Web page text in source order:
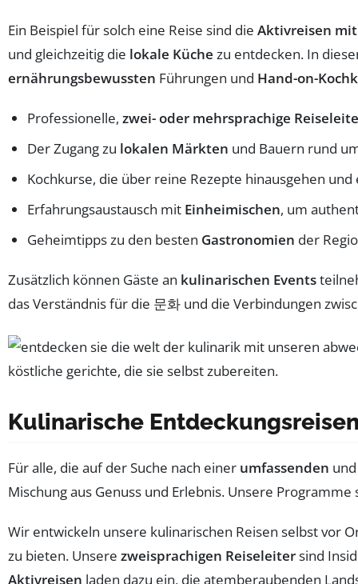
Ein Beispiel für solch eine Reise sind die Aktivreisen
und gleichzeitig die lokale Küche zu entdecken. In
ernährungsbewussten Führungen und Hand-on-
Professionelle, zwei- oder mehrsprachige
Der Zugang zu lokalen Märkten und Bauern rund
Kochkurse, die über reine Rezepte hinausgehen
Erfahrungsaustausch mit Einheimischen, um
Geheimtipps zu den besten Gastronomien der
Zusätzlich können Gäste an kulinarischen Events
das Verständnis für die 문화 und die Verbindungen
Kulinarische
Für alle, die auf der Suche nach einer umfassenden
Mischung aus Genuss und Erlebnis. Unsere
Wir entwickeln unsere kulinarischen Reisen selbst vor
zu bieten. Unsere zweisprachigen Reiseleitersind
Aktivreisen laden dazu ein, die atemberaubenden